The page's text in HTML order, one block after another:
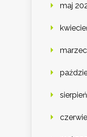
maj